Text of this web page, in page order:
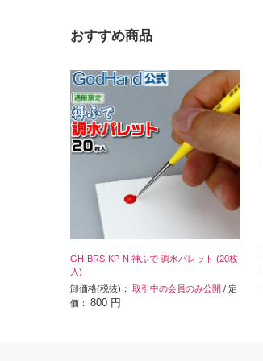
おすすめ商品
GH-BRS-KP-N 神ふで 調水パレット (20枚
入)
卸価格(税抜)： 取引中の会員のみ公開 / 定
価： 800 円